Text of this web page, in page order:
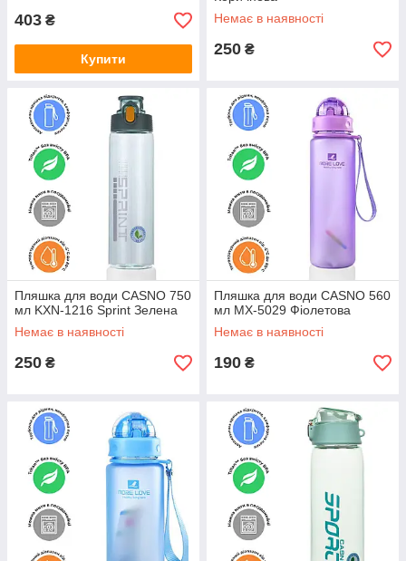
403 ₴
Купити
Немає в наявності
250 ₴
Пляшка для води CASNO 750
мл KXN-1216 Sprint Зелена
Немає в наявності
250 ₴
Пляшка для води CASNO 560
мл MX-5029 Фіолетова
Немає в наявності
190 ₴